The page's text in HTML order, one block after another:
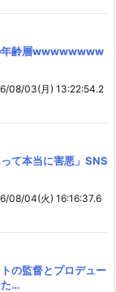
年齢層wwwwwwww
08/03(月) 13:22:54.2
て本当に害悪」SNS
08/04(火) 16:16:37.6
の監督とプロデュー
た…